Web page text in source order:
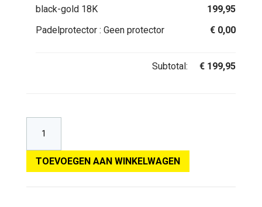
black-gold 18K
199,95
Padelprotector : Geen protector € 0,00
Subtotal: € 199,95
TOEVOEGEN AAN WINKELWAGEN